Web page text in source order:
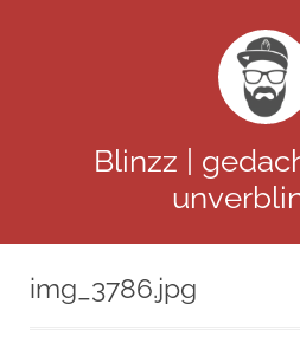
Blinzz |
img_3786.jpg